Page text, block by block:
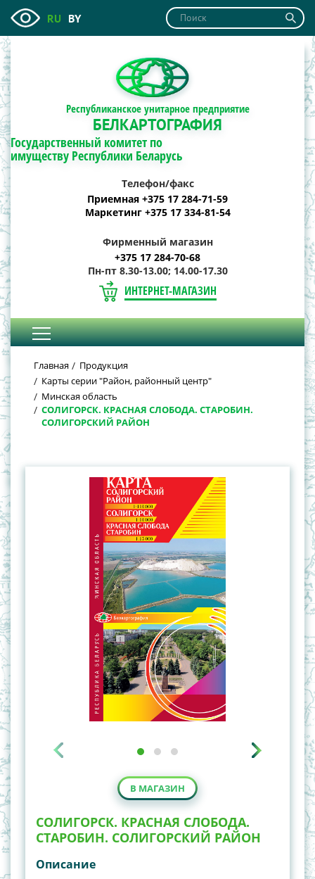
RU BY
Республиканское унитарное предприятие
БЕЛКАРТОГРАФИЯ
Государственный комитет по
имуществу Республики Беларусь
Телефон/факс
Приемная +375 17 284-71-59
Маркетинг +375 17 334-81-54
Фирменный магазин
+375 17 284-70-68
Пн-пт 8.30-13.00; 14.00-17.30
ИНТЕРНЕТ-МАГАЗИН
Главная
Продукция
Карты серии "Район, районный центр"
Минская область
СОЛИГОРСК. КРАСНАЯ СЛОБОДА. СТАРОБИН.
СОЛИГОРСКИЙ РАЙОН
В МАГАЗИН
СОЛИГОРСК. КРАСНАЯ СЛОБОДА.
СТАРОБИН. СОЛИГОРСКИЙ РАЙОН
Описание